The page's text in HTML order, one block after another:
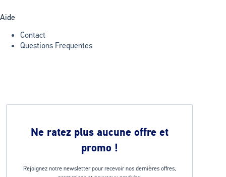
Aide
Contact
Questions Frequentes
Ne ratez plus aucune offre et
promo !
Rejoignez notre newsletter pour recevoir nos dernières offres,